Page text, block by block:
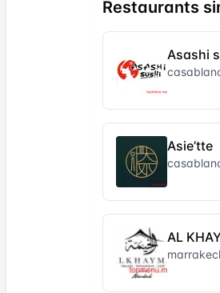
Restaurants
Asashi
Asie’tte
AL